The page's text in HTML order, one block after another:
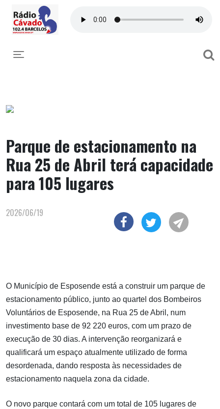
Toggle navigation
Parque de estacionamento na
Rua 25 de Abril terá capacidade
para 105 lugares
2026/06/19
O Município de Esposende está a construir um parque de
estacionamento público, junto ao quartel dos Bombeiros
Voluntários de Esposende, na Rua 25 de Abril, num
investimento base de 92 220 euros, com um prazo de
execução de 30 dias. A intervenção reorganizará e
qualificará um espaço atualmente utilizado de forma
desordenada, dando resposta às necessidades de
estacionamento naquela zona da cidade.
O novo parque contará com um total de 105 lugares de